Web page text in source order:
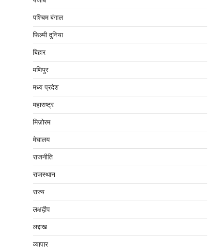
पश्चिम बंगाल
फिल्मी दुनिया
बिहार
मणिपुर
मध्‍य प्रदेश
महाराष्‍ट्र
मिज़ोरम
मेघालय
राजनीति
राजस्थान
राज्य
लक्षद्वीप
लद्दाख
व्यापार